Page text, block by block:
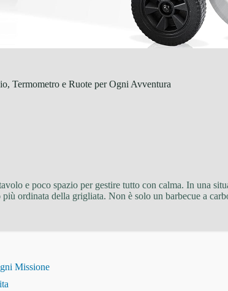
Termometro e Ruote per Ogni Avventura
e poco spazio per gestire tutto con calma. In una
ordinata della grigliata. Non è solo un barbecue a
Missione